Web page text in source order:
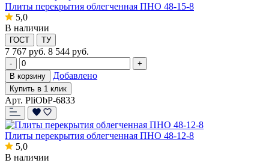
Плиты перекрытия облегченная ПНО 48-15-8
5,0
В наличии
ГОСТ ТУ
7 767 руб. 8 544 руб.
-
+
В корзину
Добавлено
Купить в 1 клик
Арт. PliObP-6833
Плиты перекрытия облегченная ПНО 48-12-8
5,0
В наличии